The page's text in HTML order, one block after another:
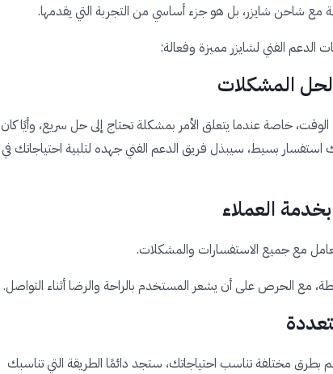
شاحن شايزر، بل هو جزء أساسي من التجربة التي يقدمها.
الفني لشايزر مميزة وفعالة:
خاصة عندما يتعلق الأمر بمشكلة تحتاج إلى حل سريع، وأيًا كان
استفسار بسيط، سيبذل فريق الدعم الفني جهده لتلبية احتياجاتك في
مع جميع الاستفسارات والمشكلات.
مع الحرص على أن يشعر المستخدم بالراحة والرضا أثناء التواصل.
بطرق مختلفة تناسب احتياجاتك، ستجد دائمًا الطريقة التي تناسبك